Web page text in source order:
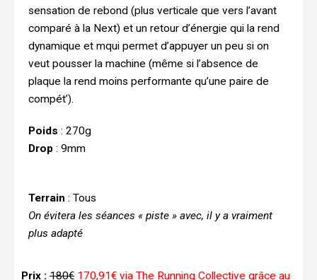
sensation de rebond (plus verticale que vers l’avant
comparé à la Next) et un retour d’énergie qui la rend
dynamique et mqui permet d’appuyer un peu si on
veut pousser la machine (même si l’absence de
plaque la rend moins performante qu’une paire de
compét’).
Poids : 270g
Drop : 9mm
Terrain : Tous
On évitera les séances « piste » avec, il y a vraiment
plus adapté
Prix : 180€ 170,91€ via The Running Collective grâce au